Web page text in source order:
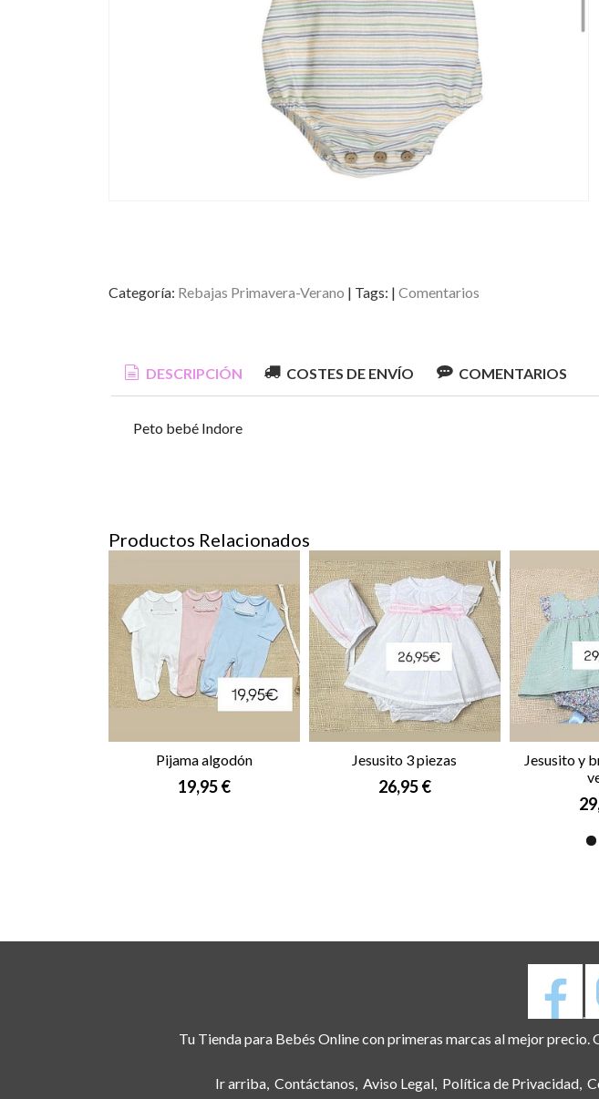
Categoría: Rebajas Primavera-Verano | Tags: | Comentarios
DESCRIPCIÓN COSTES DE ENVÍO COMENTARIOS
Peto bebé Indore
Productos Relacionados
Pijama algodón
19,95 €
Jesusito 3 piezas
26,95 €
Jesusito y
.
Tu Tienda para Bebés Online con primeras marcas al mejor
Ir arriba Contáctanos Aviso Legal Política de Privacidad